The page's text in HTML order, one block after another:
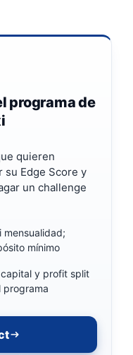
programa de
quieren
su Edge Score y
un challenge
mensualidad;
mínimo
y profit split
programa